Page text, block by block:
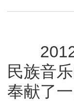
2012
民族音
奉献了